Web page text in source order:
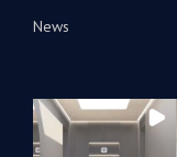
News